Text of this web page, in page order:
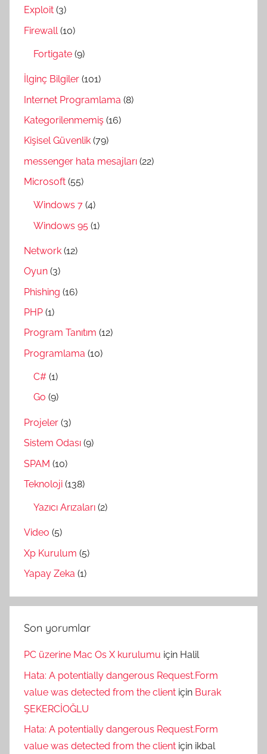
Exploit (3)
Firewall (10)
Fortigate (9)
İlginç Bilgiler (101)
Internet Programlama (8)
Kategorilenmemiş (16)
Kişisel Güvenlik (79)
messenger hata mesajları (22)
Microsoft (55)
Windows 7 (4)
Windows 95 (1)
Network (12)
Oyun (3)
Phishing (16)
PHP (1)
Program Tanıtım (12)
Programlama (10)
C# (1)
Go (9)
Projeler (3)
Sistem Odası (9)
SPAM (10)
Teknoloji (138)
Yazıcı Arızaları (2)
Video (5)
Xp Kurulum (5)
Yapay Zeka (1)
Son yorumlar
PC üzerine Mac Os X kurulumu için Halil
Hata: A potentially dangerous Request.Form
value was detected from the client için Burak
ŞEKERCİOĞLU
Hata: A potentially dangerous Request.Form
value was detected from the client için ikbal